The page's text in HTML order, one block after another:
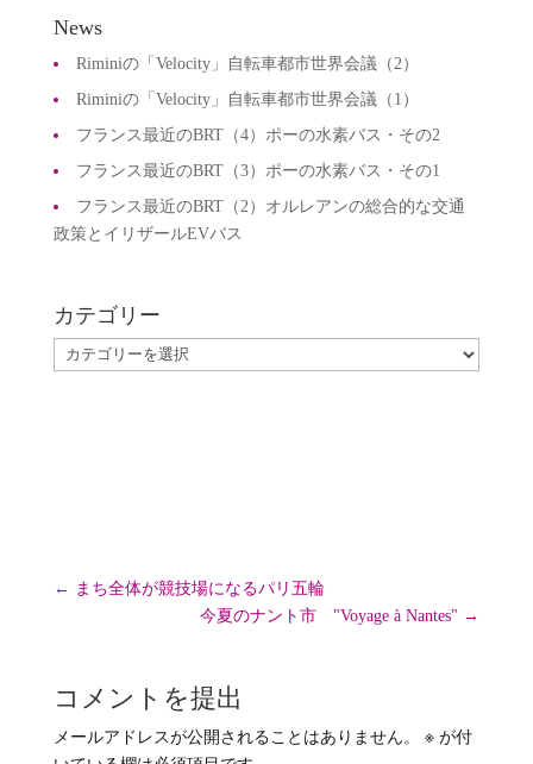
News
Riminiの「Velocity」自転車都市世界会議（2）
Riminiの「Velocity」自転車都市世界会議（1）
フランス最近のBRT（4）ポーの水素バス・その2
フランス最近のBRT（3）ポーの水素バス・その1
フランス最近のBRT（2）オルレアンの総合的な交通
政策とイリザールEVバス
カテゴリー
カ
← まち全体が競技場になるパリ五輪
今夏のナント市 "Voyage à Nantes" →
コメントを提出
メールアドレスが公開されることはありません。 ※が付